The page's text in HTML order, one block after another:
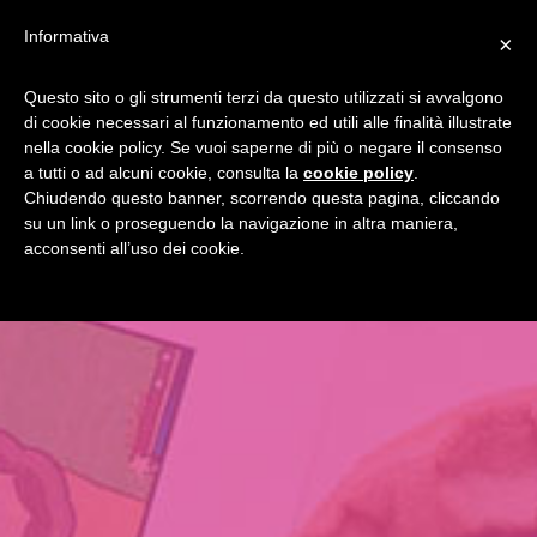
×
Informativa
Questo sito o gli strumenti terzi da questo utilizzati si avvalgono
di cookie necessari al funzionamento ed utili alle finalità illustrate
nella cookie policy. Se vuoi saperne di più o negare il consenso
a tutti o ad alcuni cookie, consulta la cookie policy
Chiudendo questo banner, scorrendo questa pagina, cliccando
su un link o proseguendo la navigazione in altra maniera,
acconsenti all’uso dei cookie.